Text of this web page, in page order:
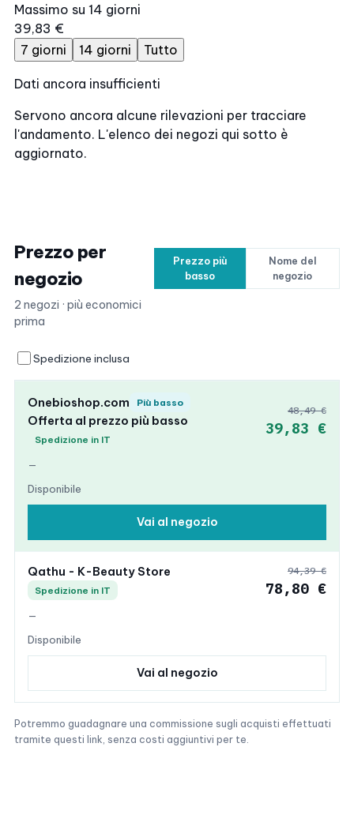
Massimo su 14 giorni
39,83 €
7 giorni
14 giorni Tutto
Dati ancora insufficienti
Servono ancora alcune rilevazioni per tracciare
l'andamento. L'elenco dei negozi qui sotto è
aggiornato.
Prezzo per
negozio
2 negozi · più economici
prima
Prezzo più
basso
Nome del
negozio
Spedizione inclusa
Onebioshop.com Più basso
Offerta al prezzo più basso
Spedizione in IT
—
Disponibile
48,49 €
39,83 €
Vai al negozio
Qathu - K-Beauty Store
Spedizione in IT
—
Disponibile
94,39 €
78,80 €
Vai al negozio
Potremmo guadagnare una commissione sugli acquisti effettuati
tramite questi link, senza costi aggiuntivi per te.